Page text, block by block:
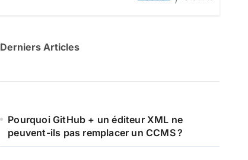
Derniers Articles
Pourquoi GitHub + un éditeur XML ne
peuvent-ils pas remplacer un CCMS ?